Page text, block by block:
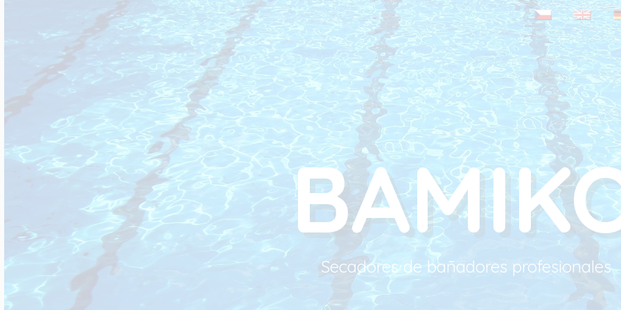
Secadores de bañadores profesionales